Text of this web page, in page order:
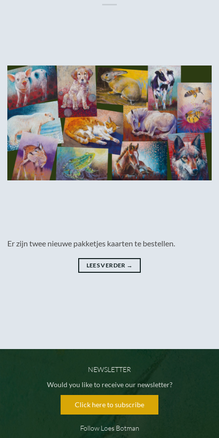
Er zijn twee nieuwe pakketjes kaarten te bestellen.
LEES VERDER →
NEWSLETTER
Would you like to receive our newsletter?
Click here to subscribe
Follow Loes Botman